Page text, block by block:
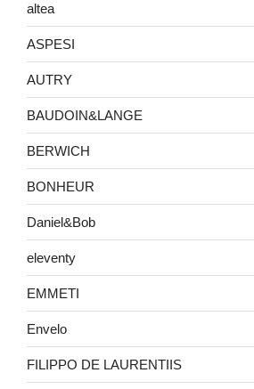
altea
ASPESI
AUTRY
BAUDOIN&LANGE
BERWICH
BONHEUR
Daniel&Bob
eleventy
EMMETI
Envelo
FILIPPO DE LAURENTIIS